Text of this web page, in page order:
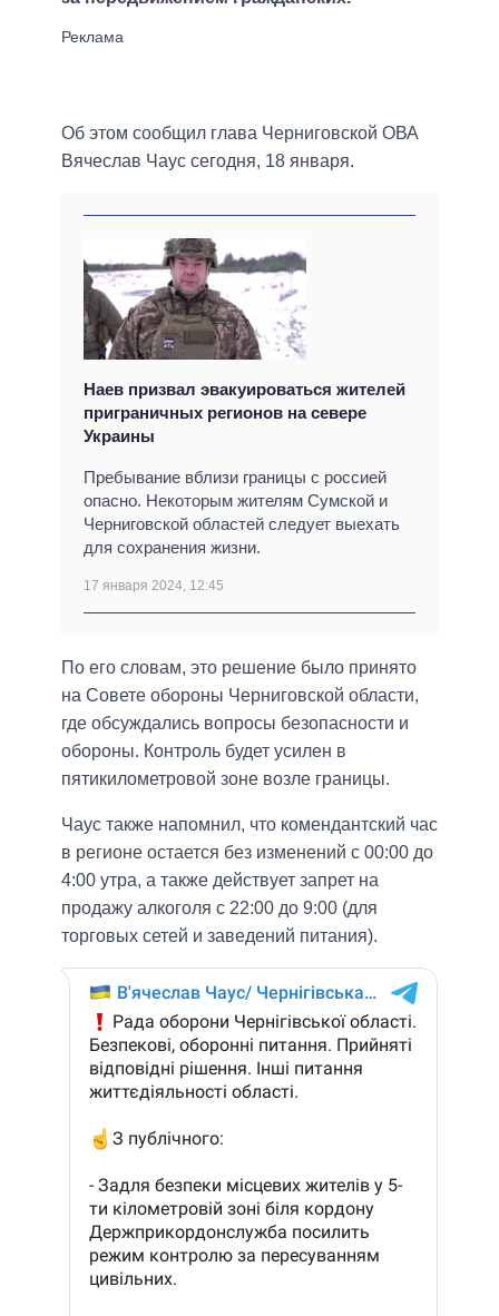
Об этом сообщил глава Черниговской ОВА
Вячеслав Чаус сегодня, 18 января.
Наев призвал эвакуироваться жителей
приграничных регионов на севере
Украины
Пребывание вблизи границы с россией
опасно. Некоторым жителям Сумской и
Черниговской областей следует выехать
для сохранения жизни.
17 января 2024, 12:45
По его словам, это решение было принято
на Совете обороны Черниговской области,
где обсуждались вопросы безопасности и
обороны. Контроль будет усилен в
пятикилометровой зоне возле границы.
Чаус также напомнил, что комендантский час
в регионе остается без изменений с 00:00 до
4:00 утра, а также действует запрет на
продажу алкоголя с 22:00 до 9:00 (для
торговых сетей и заведений питания).